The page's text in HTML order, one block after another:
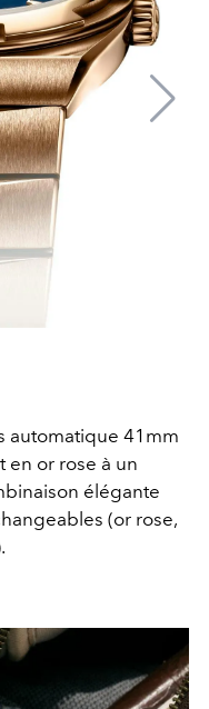
automatique 41mm
en or rose à un
élégante
(or rose,